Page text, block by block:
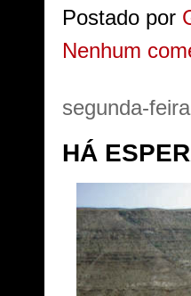
Postado por
Nenhum
segunda-
HÁ